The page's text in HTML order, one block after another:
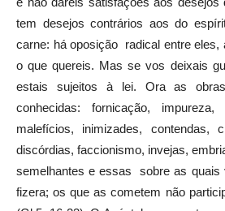
tem desejos contrários aos do
carne: há oposição radical entre eles,
o que quereis. Mas se vos deixais
estais sujeitos à lei. Ora as
conhecidas: fornicação, impureza,
malefícios, inimizades, contendas,
discórdias, faccionismo, invejas,
semelhantes e essas sobre as quais
fizera; os que as cometem não